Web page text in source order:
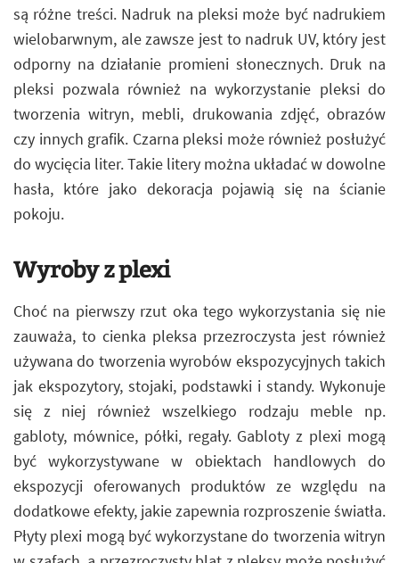
są różne treści. Nadruk na pleksi może być nadrukiem
wielobarwnym, ale zawsze jest to nadruk UV, który jest
odporny na działanie promieni słonecznych. Druk na
pleksi pozwala również na wykorzystanie pleksi do
tworzenia witryn, mebli, drukowania zdjęć, obrazów
czy innych grafik. Czarna pleksi może również posłużyć
do wycięcia liter. Takie litery można układać w dowolne
hasła, które jako dekoracja pojawią się na ścianie
pokoju.
Wyroby z plexi
Choć na pierwszy rzut oka tego wykorzystania się nie
zauważa, to cienka pleksa przezroczysta jest również
używana do tworzenia wyrobów ekspozycyjnych takich
jak ekspozytory, stojaki, podstawki i standy. Wykonuje
się z niej również wszelkiego rodzaju meble np.
gabloty, mównice, półki, regały. Gabloty z plexi mogą
być wykorzystywane w obiektach handlowych do
ekspozycji oferowanych produktów ze względu na
dodatkowe efekty, jakie zapewnia rozproszenie światła.
Płyty plexi mogą być wykorzystane do tworzenia witryn